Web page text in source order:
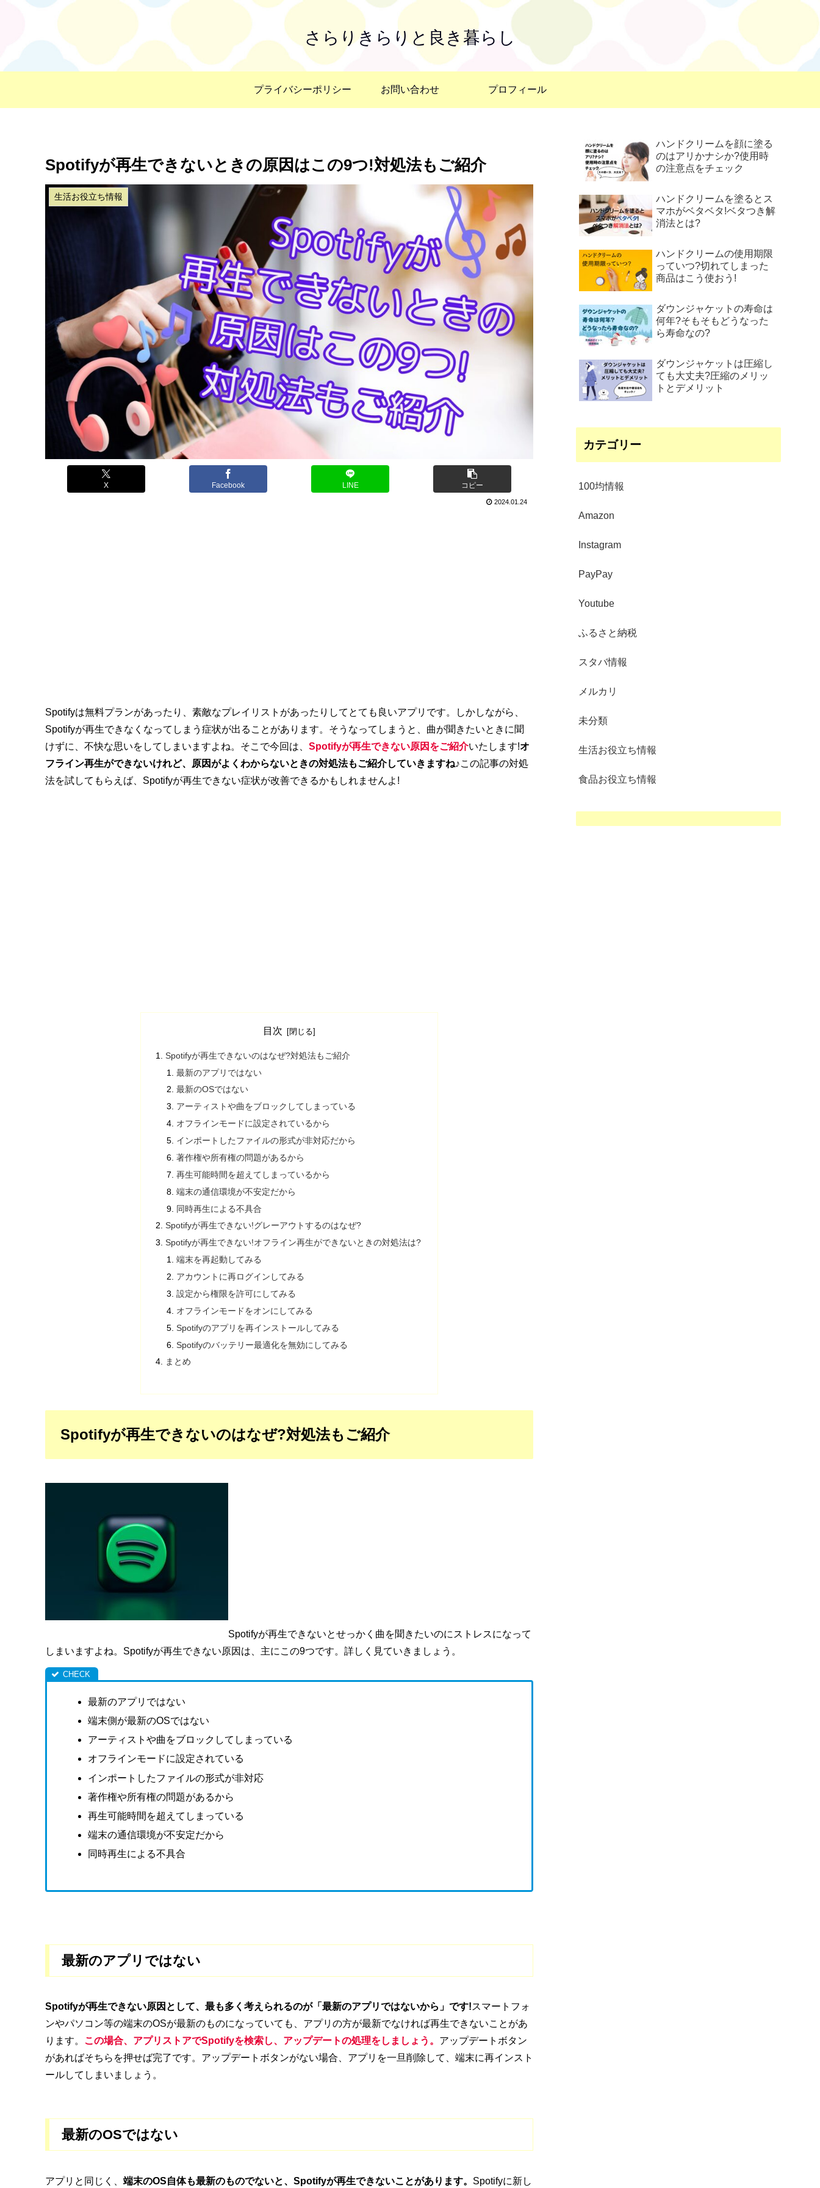
さらりきらりと良き暮らし
プライバシーポリシー お問い合わせ プロフィール
Spotifyが再生できないときの原因はこの9つ!対処法もご紹介
生活お役立ち情報
X Facebook LINE コピー
2024.01.24
Spotifyは無料プランがあったり、素敵なプレイリストがあったりしてとても良いアプリです。
しかしながら、
Spotifyが再生できなくなってしまう症状が出ることがあります。 そうなってしまうと、曲が聞きたいときに聞
けずに、不快な思いをしてしまいますよね。 そこで今回は、 Spotifyが再生できない原因をご紹介いたします!オ
フライン再生ができないけれど、原因がよくわからないときの対処法もご紹介していきますね♪この記事の対処
法を試してもらえば、Spotifyが再生できない症状が改善できるかもしれませんよ!
目次
Spotifyが再生できないのはなぜ?対処法もご紹介
最新のアプリではない
最新のOSではない
アーティストや曲をブロックしてしまっている
オフラインモードに設定されているから
インポートしたファイルの形式が非対応だから
著作権や所有権の問題があるから
再生可能時間を超えてしまっているから
端末の通信環境が不安定だから
同時再生による不具合
Spotifyが再生できない!グレーアウトするのはなぜ?
Spotifyが再生できない!オフライン再生ができないときの対処法は?
端末を再起動してみる
アカウントに再ログインしてみる
設定から権限を許可にしてみる
オフラインモードをオンにしてみる
Spotifyのアプリを再インストールしてみる
Spotifyのバッテリー最適化を無効にしてみる
まとめ
Spotifyが再生できないのはなぜ?対処法もご紹介
Spotifyが再生できないとせっかく曲を聞きたいのにストレスになって
しまいますよね。 Spotifyが再生できない原因は、主にこの9つです。詳しく見ていきましょう。
最新のアプリではない
端末側が最新のOSではない
アーティストや曲をブロックしてしまっている
オフラインモードに設定されている
インポートしたファイルの形式が非対応
著作権や所有権の問題があるから
再生可能時間を超えてしまっている
端末の通信環境が不安定だから
同時再生による不具合
最新のアプリではない
Spotifyが再生できない原因として、最も多く考えられるのが「最新のアプリではないから」です!スマートフォ
ンやパソコン等の端末のOSが最新のものになっていても、アプリの方が最新でなければ再生できないことがあ
ります。 この場合、アプリストアでSpotifyを検索し、アップデートの処理をしましょう。 アップデートボタン
があればそちらを押せば完了です。 アップデートボタンがない場合、アプリを一旦削除して、端末に再インスト
ールしてしまいましょう。
最新のOSではない
アプリと同じく、 端末のOS自体も最新のものでないと、Spotifyが再生できないことがあります。 Spotifyに新し
ハンドクリームを顔に塗る
のはアリかナシか?使用時
の注意点をチェック
ハンドクリームを塗るとス
マホがベタベタ!ベタつき解
消法とは?
ハンドクリームの使用期限
っていつ?切れてしまった
商品はこう使おう!
ダウンジャケットの寿命は
何年?そもそもどうなった
ら寿命なの?
ダウンジャケットは圧縮し
ても大丈夫?圧縮のメリッ
トとデメリット
カテゴリー
100均情報
Amazon
Instagram
PayPay
Youtube
ふるさと納税
スタバ情報
メルカリ
未分類
生活お役立ち情報
食品お役立ち情報